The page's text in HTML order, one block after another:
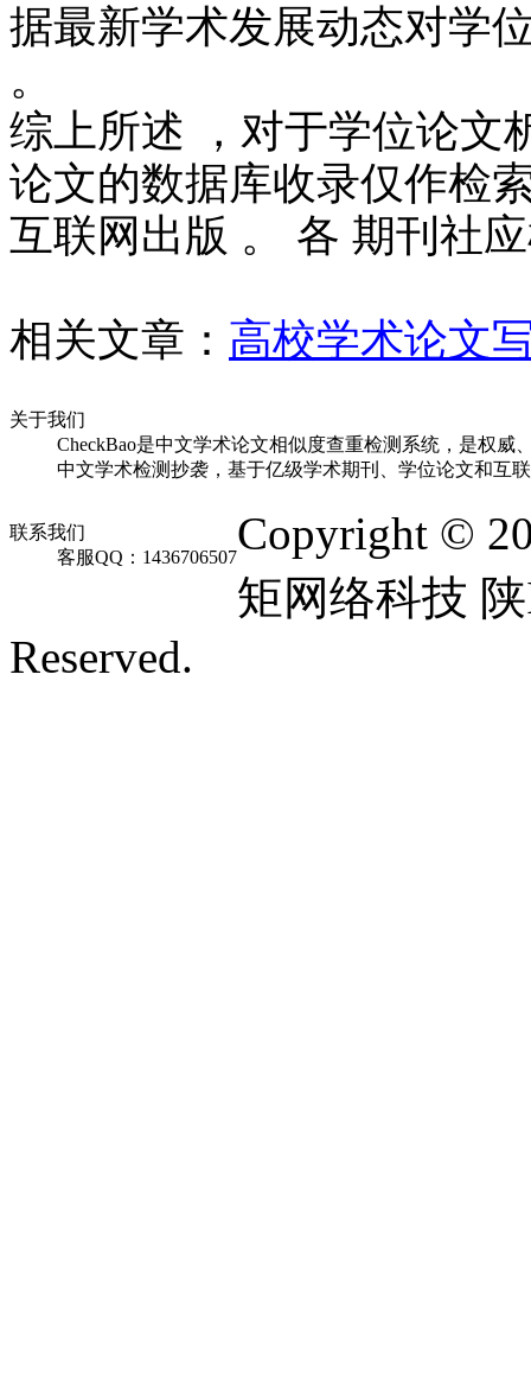
据最新学术发展动态对学
。
综上所述 ，对于学位论文
论文的数据库收录仅作检
互联网出版 。 各 期刊社
相关文章： 高校学术论文
关于我们
CheckBao是中文学术论文相似度查重检测系统，是权
中文学术检测抄袭，基于亿级学术期刊、学位论文和互
联系我们
客服QQ：1436706507Copyright ©
矩网络科技
Reserved.